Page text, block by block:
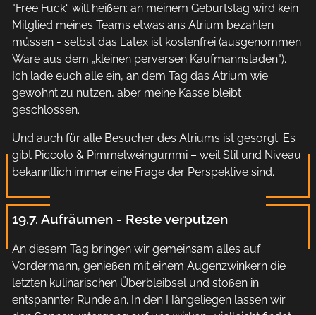
"Free Fuck“ will heißen: an meinem Geburtstag wird kein
Mitglied meines Teams etwas ans Atrium bezahlen
müssen - selbst das Latex ist kostenfrei (ausgenommen
Ware aus dem „kleinen perversen Kaufmannsladen").
Ich lade euch alle ein, an dem Tag das Atrium wie
gewohnt zu nutzen, aber meine Kasse bleibt
geschlossen.
Und auch für alle Besucher des Atriums ist gesorgt: Es
gibt Piccolo & Pimmelweingummi – weil Stil und Niveau
bekanntlich immer eine Frage der Perspektive sind.
19.7. Aufräumen - Reste verputzen
An diesem Tag bringen wir gemeinsam alles auf
Vordermann, genießen mit einem Augenzwinkern die
letzten kulinarischen Überbleibsel und stoßen in
entspannter Runde an. In den Hängeliegen lassen wir